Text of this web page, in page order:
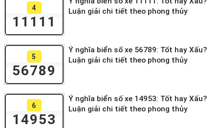
4
11111
Luận giải chi tiết theo phong thủy
5
56789
Ý nghĩa biển số xe 56789: Tốt hay Xấu?
Luận giải chi tiết theo phong thủy
6
14953
Ý nghĩa biển số xe 14953: Tốt hay Xấu?
Luận giải chi tiết theo phong thủy